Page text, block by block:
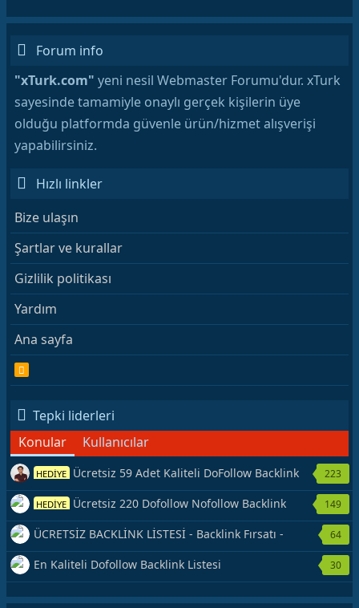
Forum info
"xTurk.com" yeni nesil Webmaster Forumu'dur. xTurk
sayesinde tamamiyle onaylı gerçek kişilerin üye
olduğu platformda güvenle ürün/hizmet alışverişi
yapabilirsiniz.
Hızlı linkler
Bize ulaşın
Şartlar ve kurallar
Gizlilik politikası
Yardım
Ana sayfa
R
S
Tepki liderleri
Konular
Kullanıcılar
HEDİYE Ücretsiz 59 Adet Kaliteli DoFollow Backlink
Kaynağı Veriyorum.
223
HEDİYE Ücretsiz 220 Dofollow Nofollow Backlink
Veriyorum
149
ÜCRETSİZ BACKLİNK LİSTESİ - Backlink Fırsatı -
Hemen Yetiş!
64
En Kaliteli Dofollow Backlink Listesi 30